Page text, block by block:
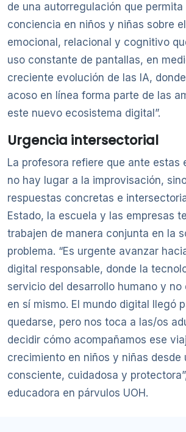
de una autorregulación que permita
conciencia en niños y niñas sobre
emocional, relacional y cognitivo
uso constante de pantallas, en
creciente evolución de las IA,
acoso en línea forma parte de las
este nuevo ecosistema digital”.
Urgencia intersectorial
La profesora refiere que ante estas
no hay lugar a la improvisación,
respuestas concretas e
Estado, la escuela y las empresas
trabajen de manera conjunta en la
problema. “Es urgente avanzar
digital responsable, donde la
servicio del desarrollo humano y no
en sí mismo. El mundo digital llegó
quedarse, pero nos toca a las/os
decidir cómo acompañamos ese
crecimiento en niños y niñas desde
consciente, cuidadosa y
educadora en párvulos UOH.